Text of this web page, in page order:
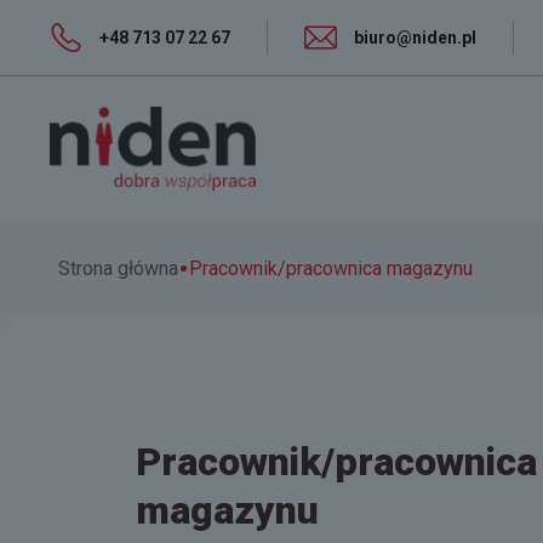
+48 713 07 22 67 biuro@niden.pl
Strona główna• Pracownik/pracownica magazynu
Pracownik/pracownica
magazynu